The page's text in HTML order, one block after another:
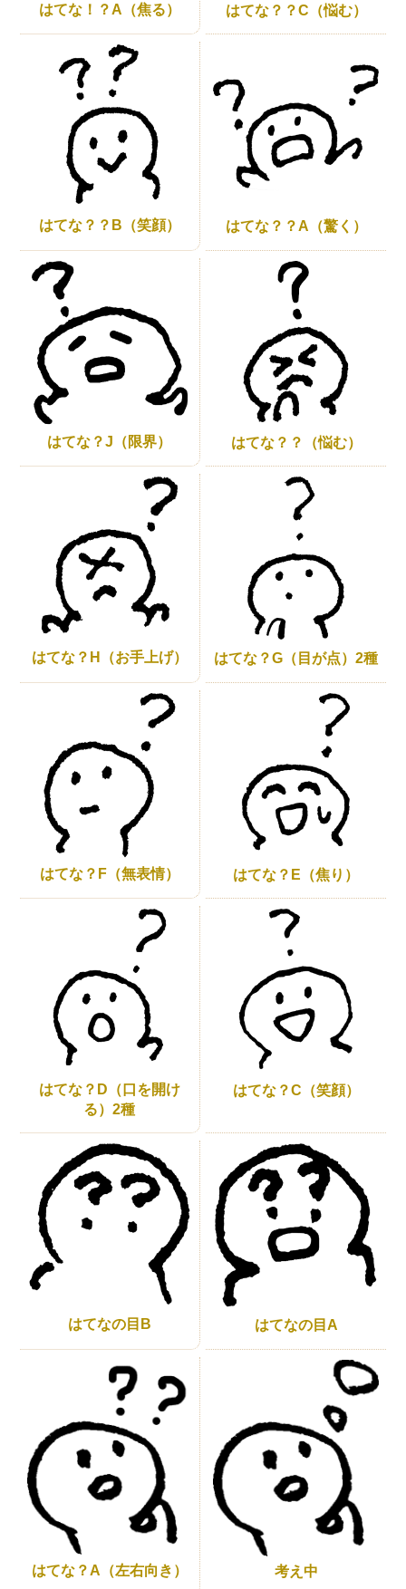
はてな！？A（焦る） はてな？？C（悩む）
はてな？？B（笑顔） はてな？？A（驚く）
はてな？J（限界） はてな？？（悩む）
はてな？H（お手上げ） はてな？G（目が点）2種
はてな？F（無表情） はてな？E（焦り）
はてな？D（口を開け
る）2種
はてな？C（笑顔）
はてなの目B はてなの目A
はてな？A（左右向き） 考え中